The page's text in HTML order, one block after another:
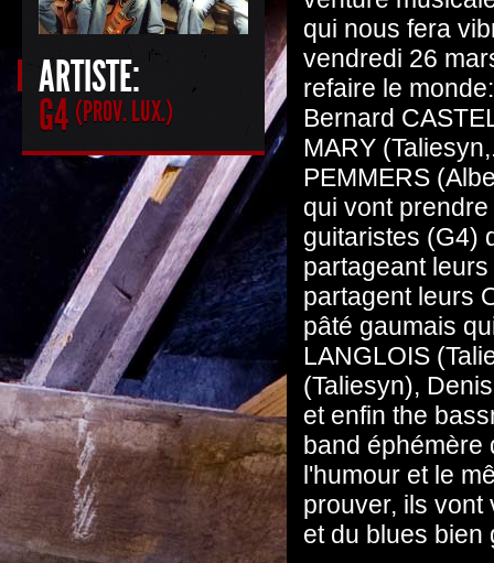
ARTISTE:
G4 (PROV. LUX.)
qui nous fera
vendredi 26
refaire le
Bernard
MARY
PEMMERS
qui vont
guitaristes (G4)
partageant
partagent leurs
pâté gaumais
LANGLOIS
(Taliesyn),
et enfin the
band éphémère
l'humour et le
prouver, ils
et du blues bien